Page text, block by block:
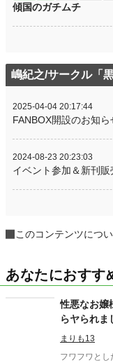
傾国のガチムチ
嶋紀之/サークル「
2025-04-04 20:17:44
FANBOX開設のお知ら
2024-08-23 20:23:03
イベント参加＆新刊
このコンテンツにつ
あなたにおすす
性悪なお嬢
らヤられま
まりも13
フワフワとし